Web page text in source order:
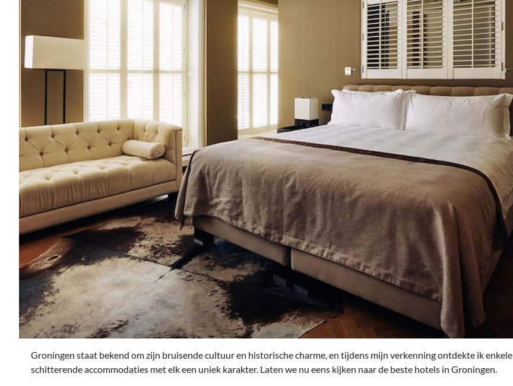
Groningen staat bekend om zijn bruisende cultuur en historische charme, en tijdens mijn verkenning ontdekte ik enkele
schitterende accommodaties met elk een uniek karakter. Laten we nu eens kijken naar de beste hotels in Groningen.